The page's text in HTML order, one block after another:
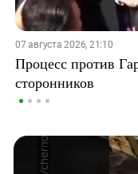
07 августа 2026, 21:10
Процесс против
сторонников